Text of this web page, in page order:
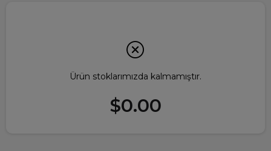
Ürün stoklarımızda kalmamıştır.
$0.00